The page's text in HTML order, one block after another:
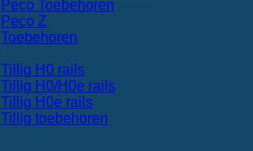
Peco Toebehoren
Peco Z
Toebehoren
Tillig H0 rails
Tillig H0/H0e rails
Tillig H0e rails
Tillig toebehoren